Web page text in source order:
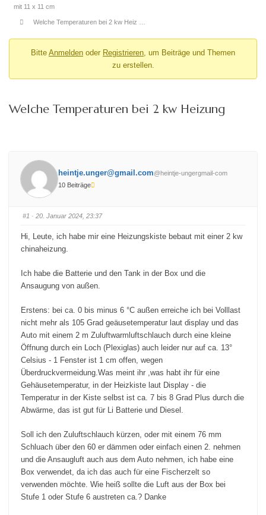
mit 11 x 11 cm
Welche Temperaturen bei 2 kw Heiz …
Bitte Anmelden oder Registrieren , um Beiträge und Themen
zu erstellen.
Welche Temperaturen bei 2 kw Heizung
heintje.unger@gmail.com@heintje-ungergmail-com
10 Beiträge
#1 · 20. Januar 2024, 23:37
Hi, Leute, ich habe mir eine Heizungskiste bebaut mit einer 2 kw
chinaheizung.
Ich habe die Batterie und den Tank in der Box und die
Ansaugung von außen.
Erstens: bei ca. 0 bis minus 6 °C außen erreiche ich bei Volllast
nicht mehr als 105 Grad geäusetemperatur laut display und das
Auto mit einem 2 m Zuluftwarmluftschlauch durch eine kleine
Öffnung durch ein Loch (Plexiglas) auch leider nur auf ca. 13°
Celsius - 1 Fenster ist 1 cm offen, wegen
Überdruckvermeidung.Was meint ihr ,was habt ihr für eine
Gehäusetemperatur, in der Heizkiste laut Display - die
Temperatur in der Kiste selbst ist ca. 7 bis 8 Grad Plus durch die
Abwärme, das ist gut für Li Batterie und Diesel.
Soll ich den Zuluftschlauch kürzen, oder mit einem 76 mm
Schluach über den 60 er dämmen oder einfach einen 2. nehmen
und die Ansaugluft auch aus dem Auto nehmen, ich habe eine
Box verwendet, da ich das auch für eine Fischerzelt so
verwenden möchte. Wie heiß sollte die Luft aus der Box bei
Stufe 1 oder Stufe 6 austreten ca.? Danke